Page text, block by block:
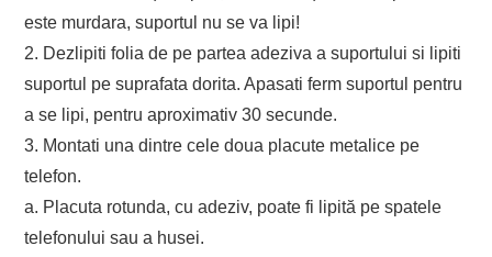
este murdara, suportul nu se va lipi!
2. Dezlipiti folia de pe partea adeziva a suportului si lipiti
suportul pe suprafata dorita. Apasati ferm suportul pentru
a se lipi, pentru aproximativ 30 secunde.
3. Montati una dintre cele doua placute metalice pe
telefon.
a. Placuta rotunda, cu adeziv, poate fi lipită pe spatele
telefonului sau a husei.